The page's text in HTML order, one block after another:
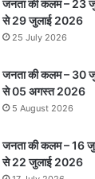
जनता की कलम – 23
से 29 जुलाई 2026
25 July 2026
जनता की कलम – 30
से 05 अगस्त 2026
5 August 2026
जनता की कलम – 16
से 22 जुलाई 2026